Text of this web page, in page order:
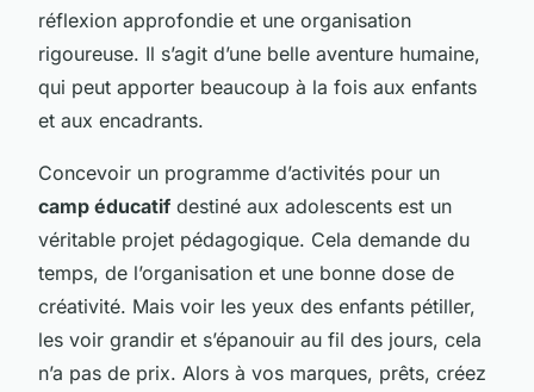
réflexion approfondie et une organisation
rigoureuse. Il s’agit d’une belle aventure humaine,
qui peut apporter beaucoup à la fois aux enfants
et aux encadrants.
Concevoir un programme d’activités pour un
camp éducatif destiné aux adolescents est un
véritable projet pédagogique. Cela demande du
temps, de l’organisation et une bonne dose de
créativité. Mais voir les yeux des enfants pétiller,
les voir grandir et s’épanouir au fil des jours, cela
n’a pas de prix. Alors à vos marques, prêts, créez